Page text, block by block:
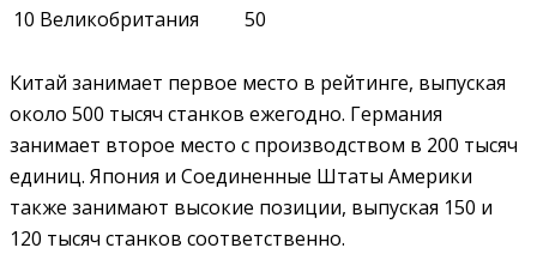
10 Великобритания 50
Китай занимает первое место в рейтинге, выпуская
около 500 тысяч станков ежегодно. Германия
занимает второе место с производством в 200 тысяч
единиц. Япония и Соединенные Штаты Америки
также занимают высокие позиции, выпуская 150 и
120 тысяч станков соответственно.